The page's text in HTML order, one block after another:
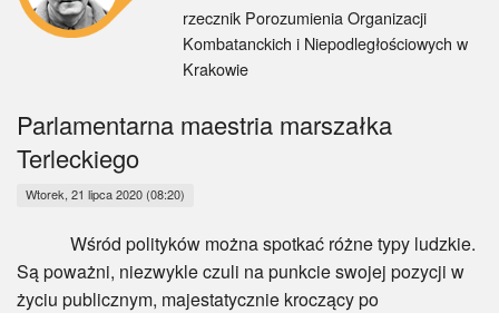
Świat
Myśl
Wiara
BlogAiD
rzecznik Porozumienia Organizacji
Kombatanckich i Niepodległościowych w
Krakowie
Parlamentarna maestria marszałka
Terleckiego
Wtorek, 21 lipca 2020 (08:20)
Wśród polityków można spotkać różne typy ludzkie.
Są poważni, niezwykle czuli na punkcie swojej pozycji w
życiu publicznym, majestatycznie kroczący po